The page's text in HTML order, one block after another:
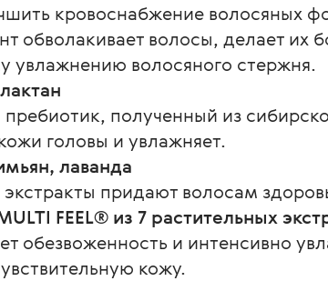
кровоснабжение волосяных
обволакивает волосы, делает их
увлажнению волосяного стержня.
пребиотик, полученный из
головы и увлажняет.
лаванда
экстракты придают волосам
FEEL® из 7 растительных
обезвоженность и интенсивно
кожу.